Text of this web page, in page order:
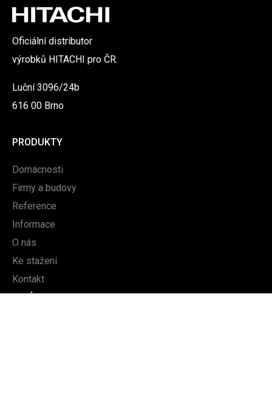
Oficiální distributor
výrobků HITACHI pro ČR.
Luční 3096/24b
616 00 Brno
PRODUKTY
Domácnosti
Firmy a budovy
Reference
Informace
O nás
Ke stažení
Kontakt
O NÁS